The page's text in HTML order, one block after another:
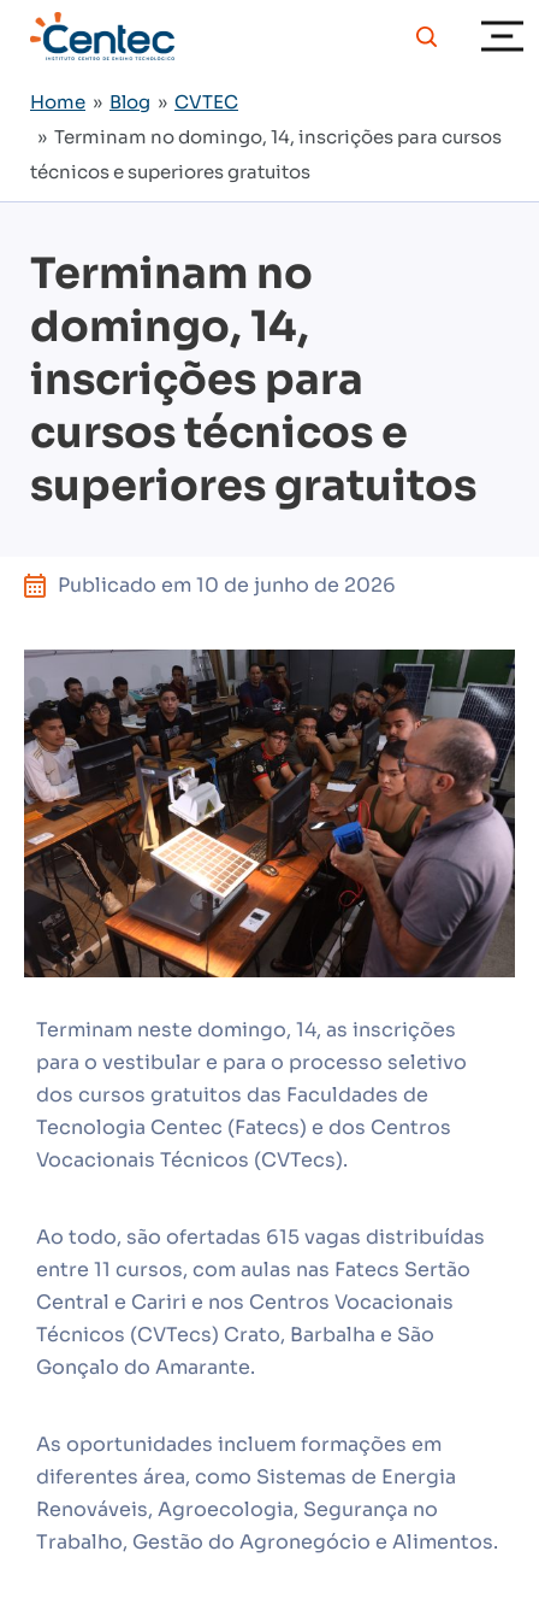
Home » Blog » CVTEC
» Terminam no domingo, 14, inscrições para cursos
técnicos e superiores gratuitos
Terminam no
domingo, 14,
inscrições para
cursos técnicos e
superiores gratuitos
Publicado em 10 de junho de 2026
Terminam neste domingo, 14, as inscrições
para o vestibular e para o processo seletivo
dos cursos gratuitos das Faculdades de
Tecnologia Centec (Fatecs) e dos Centros
Vocacionais Técnicos (CVTecs).
Ao todo, são ofertadas 615 vagas distribuídas
entre 11 cursos, com aulas nas Fatecs Sertão
Central e Cariri e nos Centros Vocacionais
Técnicos (CVTecs) Crato, Barbalha e São
Gonçalo do Amarante.
As oportunidades incluem formações em
diferentes área, como Sistemas de Energia
Renováveis, Agroecologia, Segurança no
Trabalho, Gestão do Agronegócio e Alimentos.